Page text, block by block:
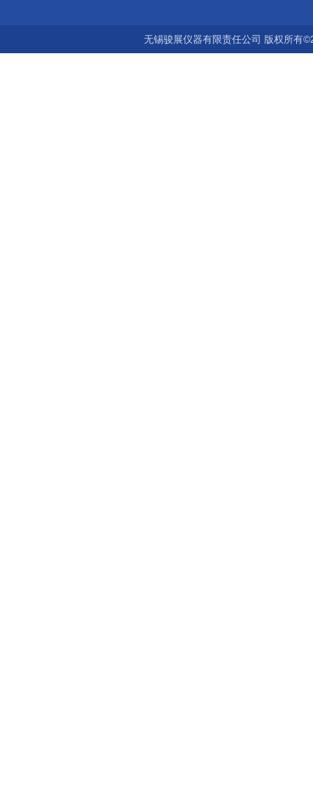
无锡骏展仪器有限责任公司 版权所有